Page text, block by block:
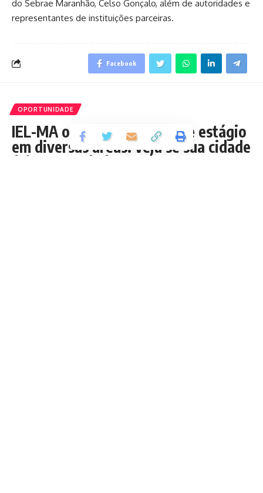
do Sebrae Maranhão, Celso Gonçalo, além de autoridades e
representantes de instituições parceiras.
Facebook
OPORTUNIDADE
IEL-MA oferece 127 vagas de estágio
em diversas áreas: veja se sua cidade
foi contemplada